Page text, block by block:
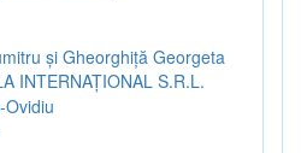
și Gheorghiță Georgeta
INTERNAȚIONAL S.R.L.